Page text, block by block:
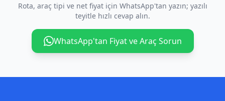
Rota, araç tipi ve net fiyat için WhatsApp'tan yazın; yazılı
teyitle hızlı cevap alın.
WhatsApp'tan Fiyat ve Araç Sorun